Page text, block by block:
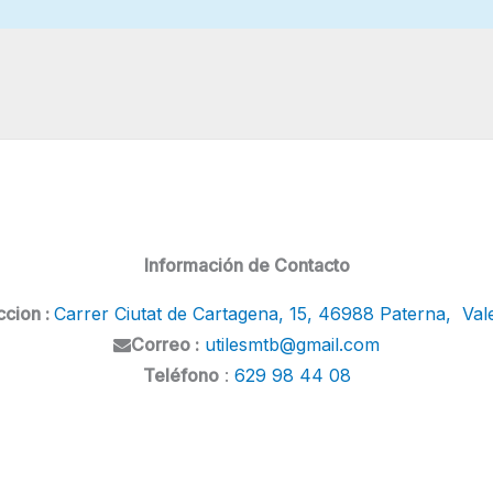
Información de Contacto
: Carrer Ciutat de Cartagena, 15, 46988 Paterna,
Correo : utilesmtb@gmail.com
Teléfono: 629 98 44 08